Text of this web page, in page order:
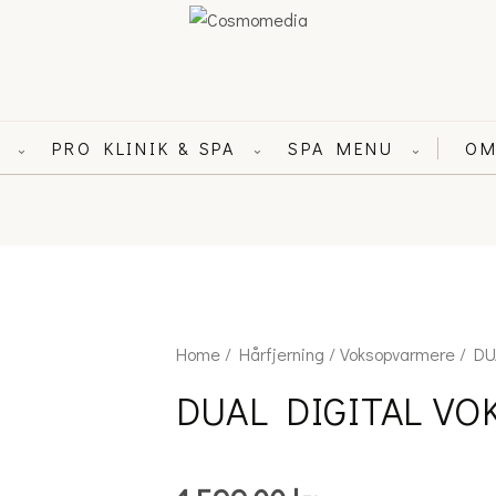
⌄ PRO KLINIK & SPA ⌄ SPA MENU ⌄
Home/ Hårfjerning /Voksopvarmere/
DUAL DIGITAL
DUAL
VOKSOPVARMER